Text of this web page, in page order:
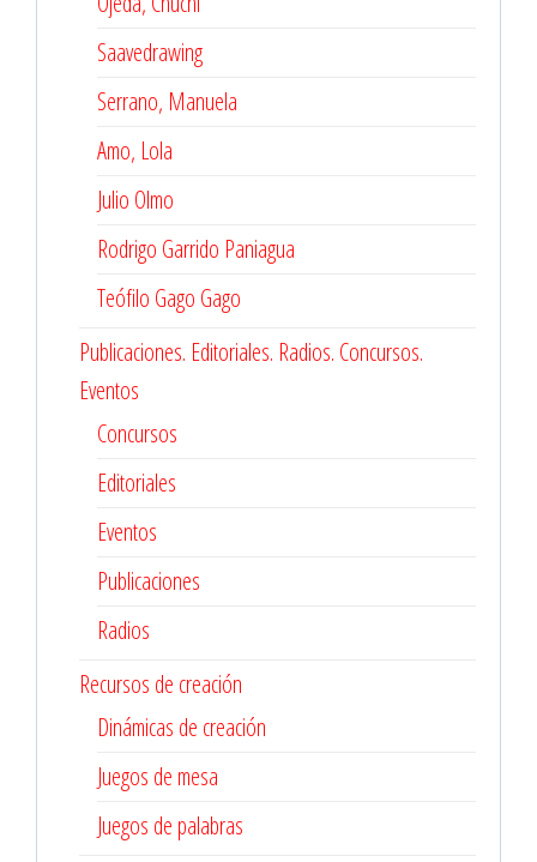
Saavedrawing
Serrano, Manuela
Amo, Lola
Julio Olmo
Rodrigo Garrido Paniagua
Teófilo Gago Gago
Publicaciones. Editoriales. Radios. Concursos.
Eventos
Concursos
Editoriales
Eventos
Publicaciones
Radios
Recursos de creación
Dinámicas de creación
Juegos de mesa
Juegos de palabras